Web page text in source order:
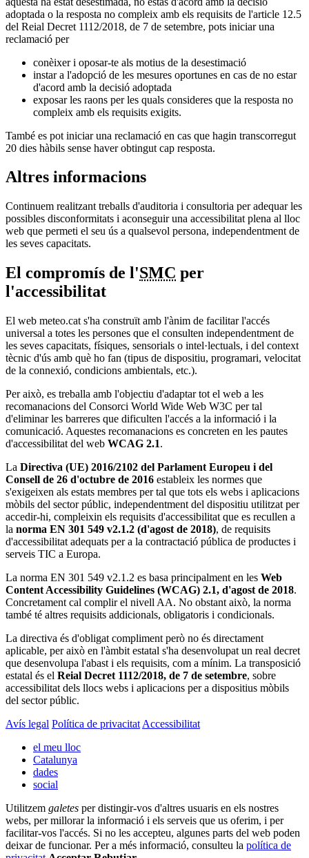
adoptada o la resposta no compleix amb els requisits de l'article 12.5
del Reial Decret 1112/2018, de 7 de setembre, pots iniciar una
reclamació per
conèixer i oposar-te als motius de la desestimació
instar a l'adopció de les mesures oportunes en cas de no estar
d'acord amb la decisió adoptada
exposar les raons per les quals consideres que la resposta no
compleix amb els requisits exigits.
També es pot iniciar una reclamació en cas que hagin transcorregut
20 dies hàbils sense haver obtingut cap resposta.
Altres informacions
Continuem realitzant treballs d'auditoria i consultoria per adequar les
possibles disconformitats i aconseguir una accessibilitat plena al lloc
web que permeti el seu ús a qualsevol persona, independentment de
les seves capacitats.
El compromís de l'SMC per
l'accessibilitat
El web meteo.cat s'ha construït amb l'ànim de facilitar l'accés
universal a totes les persones que el consulten independentment de
les seves capacitats, físiques, sensorials o intel·lectuals, i del context
tècnic d'ús amb què ho fan (tipus de dispositiu, programari, velocitat
de la connexió, condicions ambientals, etc.).
Per això, es treballa amb l'objectiu d'adaptar tot el web a les
recomanacions del Consorci World Wide Web W3C per tal
d'eliminar les barreres que dificulten l'accés a la informació i la
comunicació. Aquestes recomanacions es concreten en les pautes
d'accessibilitat del web WCAG 2.1.
La Directiva (UE) 2016/2102 del Parlament Europeu i del
Consell de 26 d'octubre de 2016 estableix les normes que
s'exigeixen als estats membres per tal que tots els webs i aplicacions
mòbils del sector públic, independentment del dispositiu utilitzat per
accedir-hi, compleixin els requisits d'accessibilitat que es recullen a
la norma EN 301 549 v2.1.2 (d'agost de 2018), de requisits
d'accessibilitat adequats per a la contractació pública de productes i
serveis TIC a Europa.
La norma EN 301 549 v2.1.2 es basa principalment en les Web
Content Accessibility Guidelines (WCAG) 2.1, d'agost de 2018.
Concretament cal complir el nivell AA. No obstant això, la norma
també té altres requisits addicionals, obligatoris i condicionals.
La directiva és d'obligat compliment però no és directament
aplicable, per això en l'àmbit estatal s'ha desenvolupat un real decret
que desenvolupa l'abast i els requisits, com a mínim. La transposició
estatal és el Reial Decret 1112/2018, de 7 de setembre, sobre
accessibilitat dels llocs webs i aplicacions per a dispositius mòbils
del sector públic.
Avís legal Política de privacitat Accessibilitat
el meu lloc
Catalunya
dades
social
Utilitzem galetes per distingir-vos d'altres usuaris en els nostres
webs, per millorar la informació i els serveis que us oferim, i per
facilitar-vos l'accés. Si no les accepteu, algunes parts del web poden
deixar de funcionar. Per a més informació, consulteu la política de